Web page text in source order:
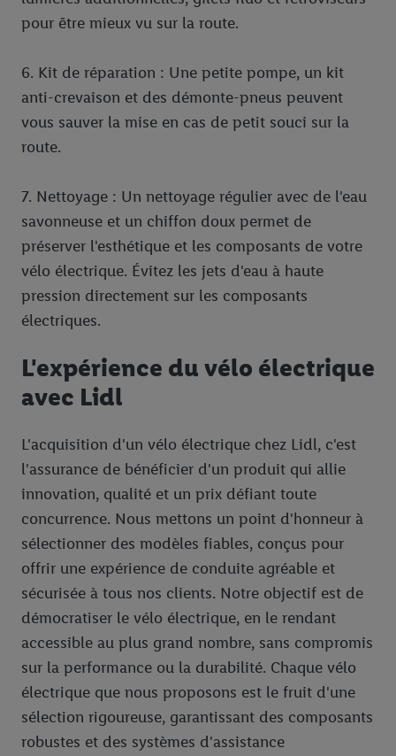
pour être mieux vu sur la route.
6. Kit de réparation : Une petite pompe, un kit
anti-crevaison et des démonte-pneus peuvent
vous sauver la mise en cas de petit souci sur la
route.
7. Nettoyage : Un nettoyage régulier avec de l'eau
savonneuse et un chiffon doux permet de
préserver l'esthétique et les composants de votre
vélo électrique. Évitez les jets d'eau à haute
pression directement sur les composants
électriques.
L'expérience du vélo électrique
avec Lidl
L'acquisition d'un vélo électrique chez Lidl, c'est
l'assurance de bénéficier d'un produit qui allie
innovation, qualité et un prix défiant toute
concurrence. Nous mettons un point d'honneur à
sélectionner des modèles fiables, conçus pour
offrir une expérience de conduite agréable et
sécurisée à tous nos clients. Notre objectif est de
démocratiser le vélo électrique, en le rendant
accessible au plus grand nombre, sans compromis
sur la performance ou la durabilité. Chaque vélo
électrique que nous proposons est le fruit d'une
sélection rigoureuse, garantissant des composants
robustes et des systèmes d'assistance